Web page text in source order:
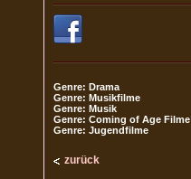
Genre: Drama
Genre: Musikfilme
Genre: Musik
Genre: Coming of Age Filme
Genre: Jugendfilme
zurück